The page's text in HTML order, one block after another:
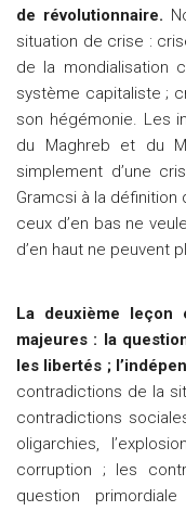
de révolutionnaire.
situation de crise :
de la mondialisation
système capitaliste ;
son hégémonie. Les
du Maghreb et du
simplement d’une
Gramcsi à la définition
ceux d’en bas ne
d’en haut ne peuvent
La deuxième leçon
majeures : la
les libertés ;
contradictions de la
contradictions
oligarchies,
corruption ; les
question